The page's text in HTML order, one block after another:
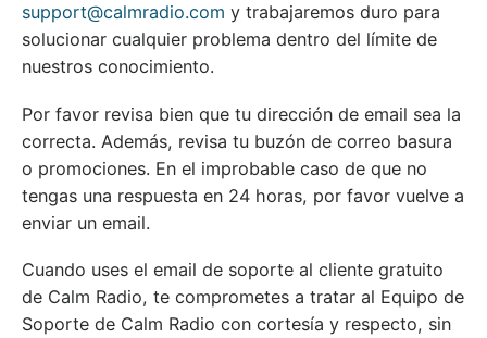
support@calmradio.com y trabajaremos duro para
solucionar cualquier problema dentro del límite de
nuestros conocimiento.
Por favor revisa bien que tu dirección de email sea la
correcta. Además, revisa tu buzón de correo basura
o promociones. En el improbable caso de que no
tengas una respuesta en 24 horas, por favor vuelve a
enviar un email.
Cuando uses el email de soporte al cliente gratuito
de Calm Radio, te comprometes a tratar al Equipo de
Soporte de Calm Radio con cortesía y respecto, sin